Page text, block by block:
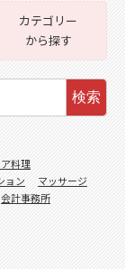
カテゴリー
から探す
検索
料理
ョン
マッサージ
会計事務所